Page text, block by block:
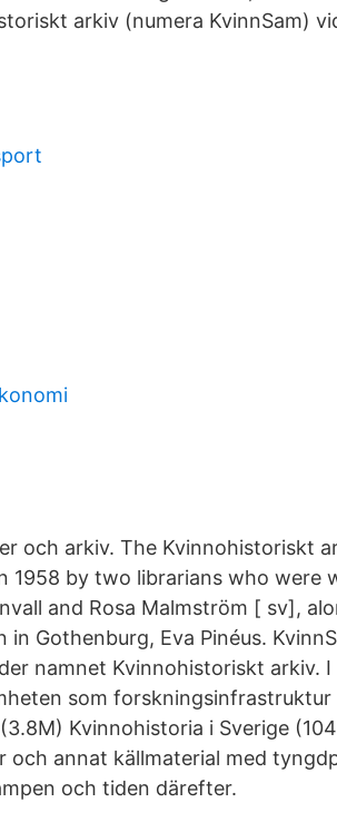
arkiv (numera KvinnSam)
och arkiv. The Kvinnohistoriskt
1958 by two librarians who were
and Rosa Malmström [ sv],
Gothenburg, Eva Pinéus.
namnet Kvinnohistoriskt arkiv. I
som forskningsinfrastruktur
Kvinnohistoria i Sverige
och annat källmaterial med
och tiden därefter.